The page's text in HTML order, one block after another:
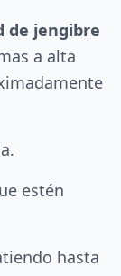
de jengibre
a alta
estén
hasta